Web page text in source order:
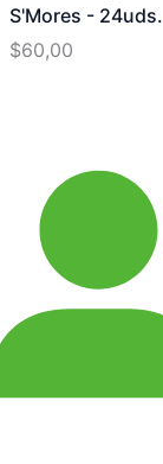
S'Mores - 24uds.
$60,00